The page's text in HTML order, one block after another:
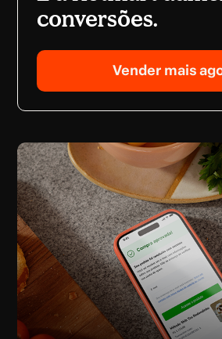
conversões.
Vender mais